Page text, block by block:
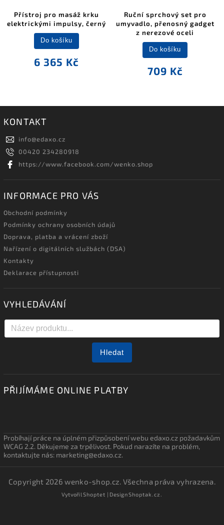
Přístroj pro masáž krku
elektrickými impulsy, černý
6 365 Kč
Do košíku
Ruční sprchový set pro
umyvadlo, přenosný gadget
z nerezové oceli
709 Kč
Do košíku
KONTAKT
info@edaxo.cz
00420 234280918
https://www.facebook.com/wenko.shop
INFORMACE PRO VÁS
Obchodní podmínky
Podmínky ochrany osobních údajů
Doprava, platba a vrácení zboží
Nařízení o digitálních službách (DSA)
Kontakty
Deklarace přístupnosti
VYHLEDÁVÁNÍ
Hledat
PŘIJÍMÁME ONLINE PLATBY
Probíhají práce na úplném přizpůsobení webu edaxo.cz požadavkům
WCAG 2.2. Děkujeme za trpělivost. Pokud narazíte na problém,
kontaktujte nás: marketing@edaxo.cz.
Copyright 2026wenko-shop.cz. Všechna práva vyhrazena.
VytvořilShoptet | DesignShoptak.cz.